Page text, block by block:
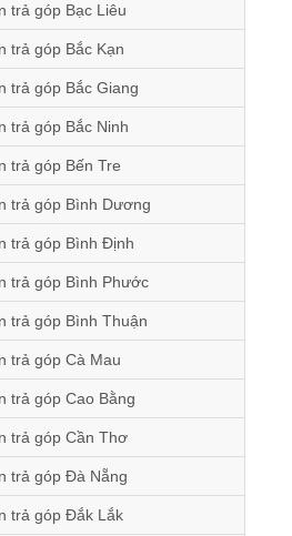
trả góp Bạc Liêu
trả góp Bắc Kạn
trả góp Bắc Giang
trả góp Bắc Ninh
trả góp Bến Tre
trả góp Bình Dương
trả góp Bình Định
trả góp Bình Phước
trả góp Bình Thuận
trả góp Cà Mau
trả góp Cao Bằng
trả góp Cần Thơ
trả góp Đà Nẵng
trả góp Đắk Lắk